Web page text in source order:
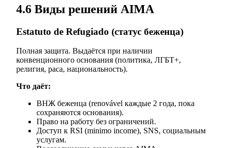
4.6 Виды решений AIMA
Estatuto de Refugiado (статус беженца)
Полная защита. Выдаётся при наличии
конвенционного основания (политика, ЛГБТ+,
религия, раса, национальность).
Что даёт:
ВНЖ беженца (renovável каждые 2 года, пока
сохраняются основания).
Право на работу без ограничений.
Доступ к RSI (minimo income), SNS, социальным
услугам.